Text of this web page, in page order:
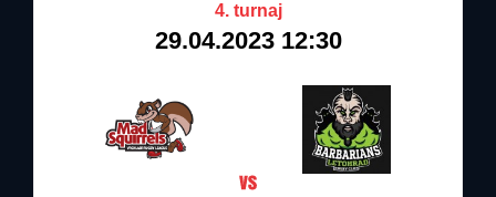
4. turnaj
29.04.2023 12:30